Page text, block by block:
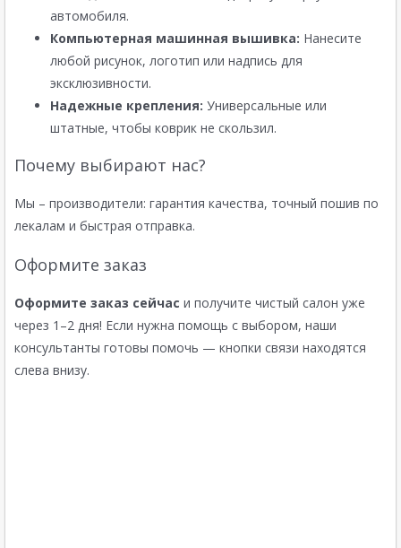
автомобиля.
Компьютерная машинная вышивка: Нанесите
любой рисунок, логотип или надпись для
эксклюзивности.
Надежные крепления: Универсальные или
штатные, чтобы коврик не скользил.
Почему выбирают нас?
Мы – производители: гарантия качества, точный пошив по
лекалам и быстрая отправка.
Оформите заказ
Оформите заказ сейчас и получите чистый салон уже
через 1–2 дня! Если нужна помощь с выбором, наши
консультанты готовы помочь — кнопки связи находятся
слева внизу.